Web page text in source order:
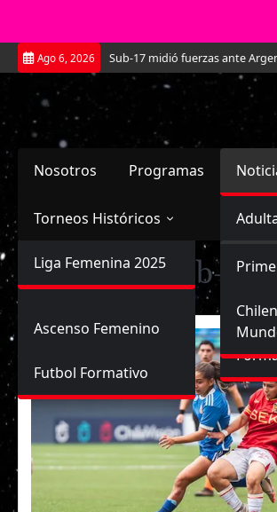
Saltar
al
contenido
Ago 6, 2026
Sub-17 midió fuerzas ante Argentina en doble
Nosotros Programas
Sub-
Sub-
Torneos Históricos
Primera División
Femenina
Liga Femenina 2025
Ascenso Femenino
Futbol Formativo
Categoría:Sub-20